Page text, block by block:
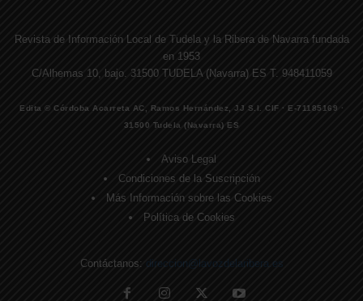
Revista de Información Local de Tudela y la Ribera de Navarra fundada
en 1953
C/Alhemas 10, bajo. 31500 TUDELA (Navarra) ES T. 948411059
Edita © Córdoba Acarreta AC, Ramos Hernández, JJ S.I. CIF · E-71185169 ·
31500 Tudela (Navarra) ES
Aviso Legal
Condiciones de la Suscripción
Más Información sobre las Cookies
Política de Cookies
Contáctanos: direccion@lavozdelaribera.es